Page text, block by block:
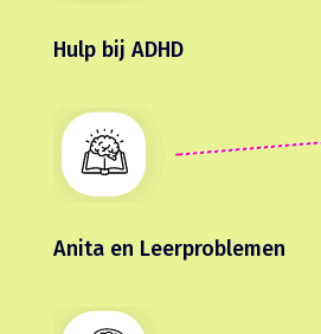
Hulp bij ADHD
Anita en Leerproblemen